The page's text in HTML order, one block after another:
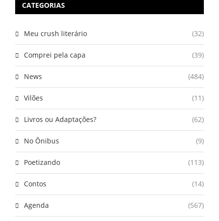
CATEGORIAS
Meu crush literário (32)
Comprei pela capa (39)
News (484)
Vilões (11)
Livros ou Adaptações? (62)
No Ônibus (9)
Poetizando (113)
Contos (14)
Agenda (567)